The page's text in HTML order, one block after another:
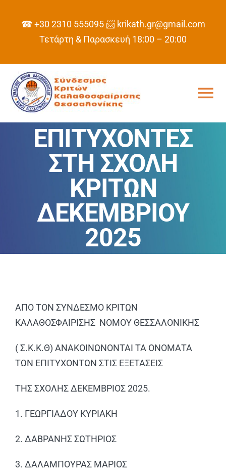
☎ +30 2310 555095 📨 krikath.gr@gmail.com
Τετάρτη & Παρασκευή 18:00 – 20:00
ΑΡΧΙΚΗ
ΣΥΝΔΕΣΜΟΣ
ΕΠΙΤΥΧΟΝΤΕΣ
ΣΤΗ ΣΧΟΛΗ
ΚΡΙΤΩΝ
ΔΕΚΕΜΒΡΙΟΥ
2025
ΑΠΟ ΤΟΝ ΣΥΝΔΕΣΜΟ ΚΡΙΤΩΝ
ΚΑΛΑΘΟΣΦΑΙΡΙΣΗΣ ΝΟΜΟΥ ΘΕΣΣΑΛΟΝΙΚΗΣ
( Σ.Κ.Κ.Θ) ΑΝΑΚΟΙΝΩΝΟΝΤΑΙ ΤΑ ΟΝΟΜΑΤΑ
ΤΩΝ ΕΠΙΤΥΧΟΝΤΩΝ ΣΤΙΣ ΕΞΕΤΑΣΕΙΣ
ΤΗΣ ΣΧΟΛΗΣ ΔΕΚΕΜΒΡΙΟΣ 2025.
1. ΓΕΩΡΓΙΑΔΟΥ ΚΥΡΙΑΚΗ
2. ΔΑΒΡΑΝΗΣ ΣΩΤΗΡΙΟΣ
3. ΔΑΛΑΜΠΟΥΡΑΣ ΜΑΡΙΟΣ